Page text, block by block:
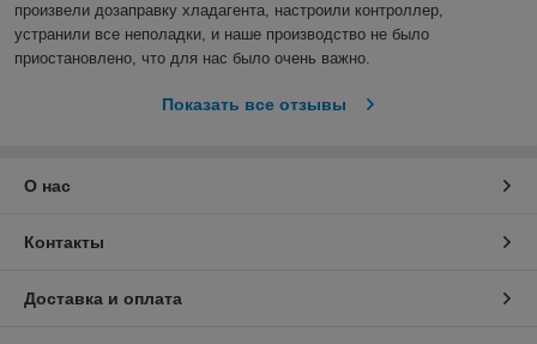
произвели дозаправку хладагента, настроили контроллер,
устранили все неполадки, и наше производство не было
приостановлено, что для нас было очень важно.
Показать все отзывы
О нас
Контакты
Доставка и оплата